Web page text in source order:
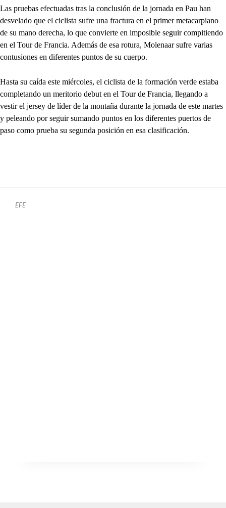
Las pruebas efectuadas tras la conclusión de la jornada en Pau han
desvelado que el ciclista sufre una fractura en el primer metacarpiano
de su mano derecha, lo que convierte en imposible seguir compitiendo
en el Tour de Francia. Además de esa rotura, Molenaar sufre varias
contusiones en diferentes puntos de su cuerpo.
Hasta su caída este miércoles, el ciclista de la formación verde estaba
completando un meritorio debut en el Tour de Francia, llegando a
vestir el jersey de líder de la montaña durante la jornada de este martes
y peleando por seguir sumando puntos en los diferentes puertos de
paso como prueba su segunda posición en esa clasificación.
EFE